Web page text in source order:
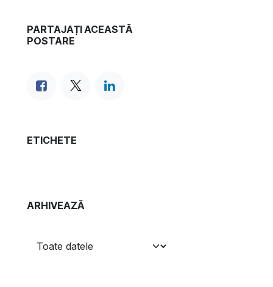
PARTAJAȚI ACEASTĂ
POSTARE
ETICHETE
ARHIVEAZĂ